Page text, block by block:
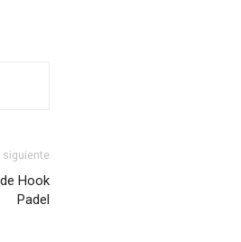
siguiente
Hook
Padel